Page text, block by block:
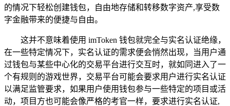
的情况下轻松创建钱包，自由地存储和转移数字资产,享受数
字金融带来的便捷与自由。
这并不意味着使用 imToken 钱包就完全与实名认证绝缘，
在一些特定情况下，实名认证的需求便会悄然出现，当用户通
过钱包与某些中心化的交易平台进行交互时，就如同进入了一
个有规则的游戏世界，交易平台可能会要求用户进行实名认证
以满足监管要求，如果用户使用钱包参与一些特定的项目或活
动，项目方也可能会像严格的考官一样，要求进行实名认证,